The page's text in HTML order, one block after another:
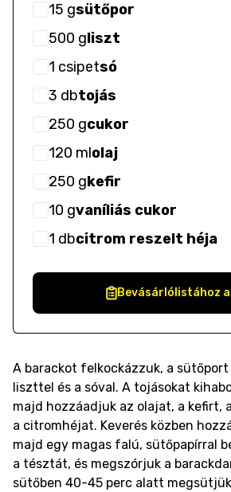
15 gsütőpor
500 gliszt
1 csipetsó
3 dbtojás
250 gcukor
120 mlolaj
250 gkefir
10 gvaníliás cukor
1 dbcitrom reszelt héja
Bevásárlólistához
A barackot felkockázzuk, a sütőport
liszttel és a sóval. A tojásokat
majd hozzáadjuk az olajat, a kefirt,
a citromhéjat. Keverés közben
majd egy magas falú, sütőpapírral
a tésztát, és megszórjuk a
sütőben 40-45 perc alatt